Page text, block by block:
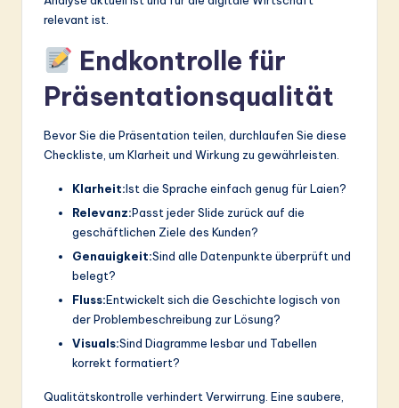
relevant ist.
Endkontrolle für
Präsentationsqualität
Bevor Sie die Präsentation teilen, durchlaufen Sie diese
Checkliste, um Klarheit und Wirkung zu gewährleisten.
Klarheit:Ist die Sprache einfach genug für Laien?
Relevanz:Passt jeder Slide zurück auf die
geschäftlichen Ziele des Kunden?
Genauigkeit:Sind alle Datenpunkte überprüft und
belegt?
Fluss:Entwickelt sich die Geschichte logisch von
der Problembeschreibung zur Lösung?
Visuals:Sind Diagramme lesbar und Tabellen
korrekt formatiert?
Qualitätskontrolle verhindert Verwirrung. Eine saubere,